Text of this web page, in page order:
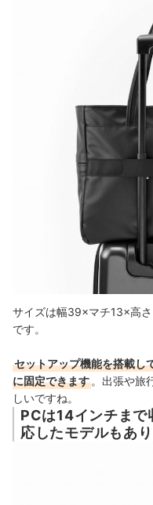
サイズは幅39×マチ13×高
です。
セットアップ機能を搭載し
に固定できます 。出張や旅
しいですね。
PCは14インチま
応したモデルもあり